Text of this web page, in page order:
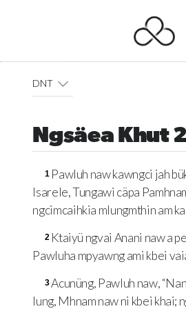
DNT
Ngsäea Khut
1 Pawluh naw kawngci jah
Isarele, Tungawi cäpa
ngcimcaihkia mlungmthin am
2 Ktaiyü ngvai Anani naw a
Pawluha mpyawng ami kbei
3Acunüng, Pawluh naw,
lung, Mhnam naw ni kbei khai;